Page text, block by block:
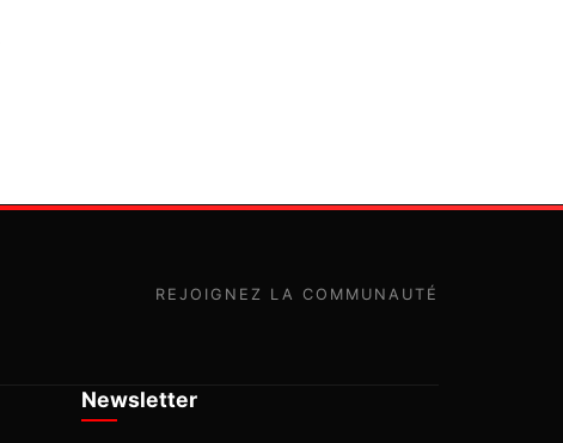
REJOIGNEZ LA COMMUNAUTÉ
Newsletter